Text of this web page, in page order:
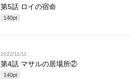
第5話 ロイの宿命
140pt
2022/11/11
第4話 マサルの居場所②
140pt